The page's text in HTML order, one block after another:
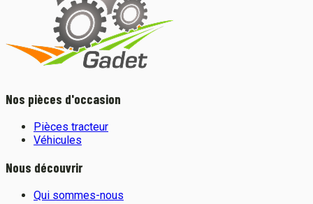
Nos pièces d'occasion
Pièces tracteur
Véhicules
Nous découvrir
Qui sommes-nous